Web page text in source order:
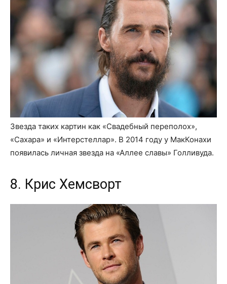
Звезда таких картин как «Свадебный переполох»,
«Сахара» и «Интерстеллар». В 2014 году у МакКонахи
появилась личная звезда на «Аллее славы» Голливуда.
8. Крис Хемсворт